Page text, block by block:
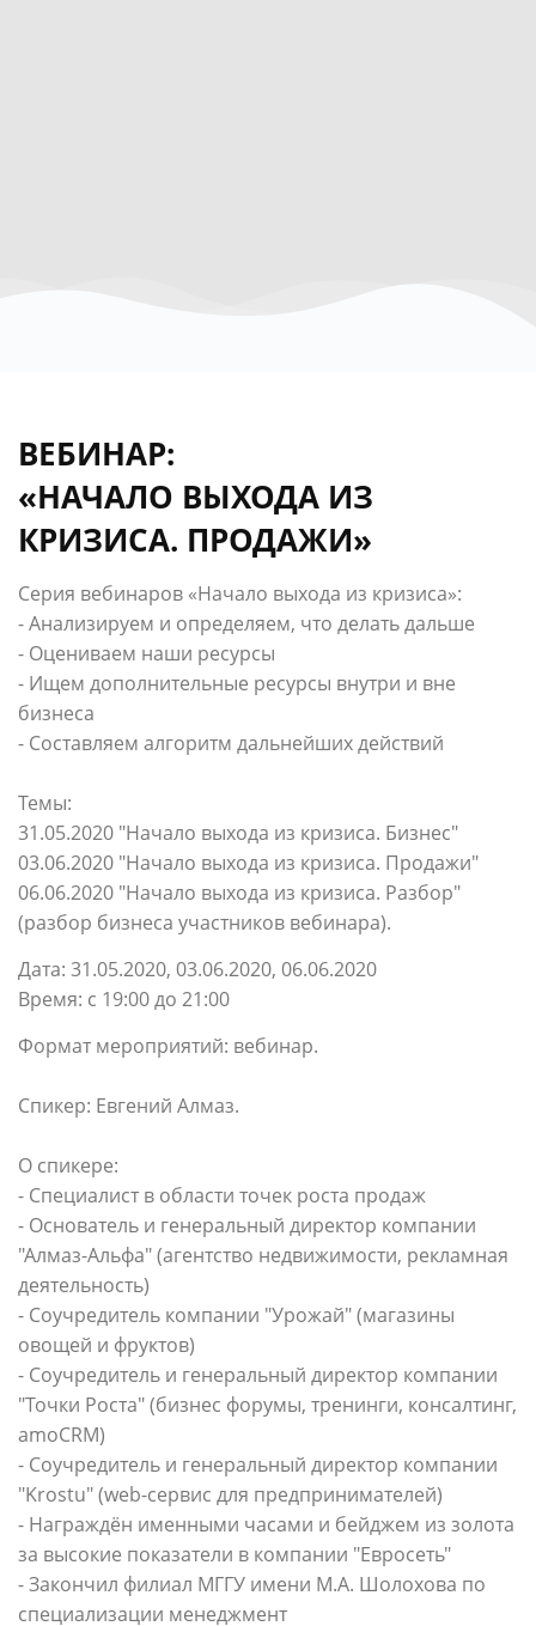
ВЕБИНАР:
«НАЧАЛО ВЫХОДА ИЗ
КРИЗИСА. ПРОДАЖИ»
Серия вебинаров «Начало выхода из кризиса»:
- Анализируем и определяем, что делать дальше
- Оцениваем наши ресурсы
- Ищем дополнительные ресурсы внутри и вне
бизнеса
- Составляем алгоритм дальнейших действий
Темы:
31.05.2020 "Начало выхода из кризиса. Бизнес"
03.06.2020 "Начало выхода из кризиса. Продажи"
06.06.2020 "Начало выхода из кризиса. Разбор"
(разбор бизнеса участников вебинара).
Дата: 31.05.2020, 03.06.2020, 06.06.2020
Время: с 19:00 до 21:00
Формат мероприятий: вебинар.
Спикер: Евгений Алмаз.
О спикере:
- Специалист в области точек роста продаж
- Основатель и генеральный директор компании
"Алмаз-Альфа" (агентство недвижимости, рекламная
деятельность)
- Соучредитель компании "Урожай" (магазины
овощей и фруктов)
- Соучредитель и генеральный директор компании
"Точки Роста" (бизнес форумы, тренинги, консалтинг,
amoCRM)
- Соучредитель и генеральный директор компании
"Krostu" (web-сервис для предпринимателей)
- Награждён именными часами и бейджем из золота
за высокие показатели в компании "Евросеть"
- Закончил филиал МГГУ имени М.А. Шолохова по
специализации менеджмент